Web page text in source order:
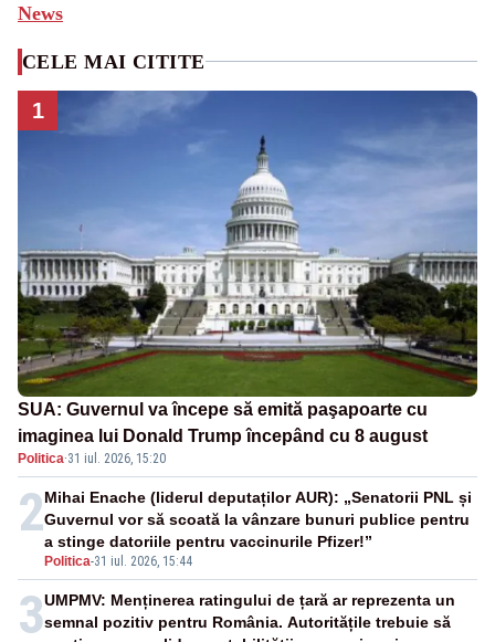
News
CELE MAI CITITE
1
SUA: Guvernul va începe să emită paşapoarte cu
imaginea lui Donald Trump începând cu 8 august
Politica·31 iul. 2026, 15:20
2
Politica-31 iul. 2026, 15:44
Mihai Enache (liderul deputaților AUR): „Senatorii PNL și
Guvernul vor să scoată la vânzare bunuri publice pentru
a stinge datoriile pentru vaccinurile Pfizer!”
3UMPMV: Menținerea ratingului de țară ar reprezenta un
semnal pozitiv pentru România. Autoritățile trebuie să